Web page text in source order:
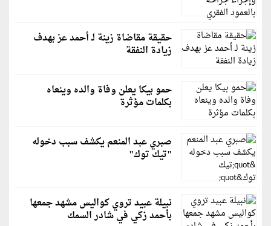
حقيقة مقاضاة زينة لـ أحمد عز بهدف
زيادة النفقة
حمو بيكا يعلن وفاة والده وينعاه
بكلمات مؤثرة
صبري عبد المنعم يكشف سبب دخوله
"تيك توك"
نبيلة عبيد تروي كواليس مشهد جمعها
بأحمد زكي في شادر السمك